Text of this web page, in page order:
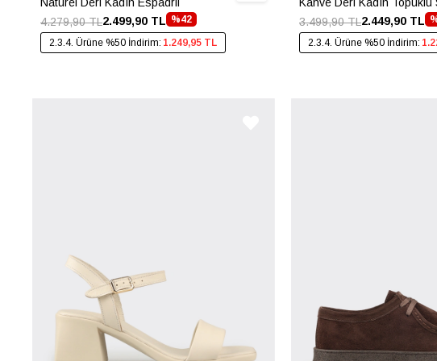
%42
2.499,90 TL
4.279,90 TL
2.3.4. Ürüne %50 İndirim: 1.249,95 TL
2.449,90 TL
3.499,90 TL
2.3.4. Ürüne %50 İndirim: